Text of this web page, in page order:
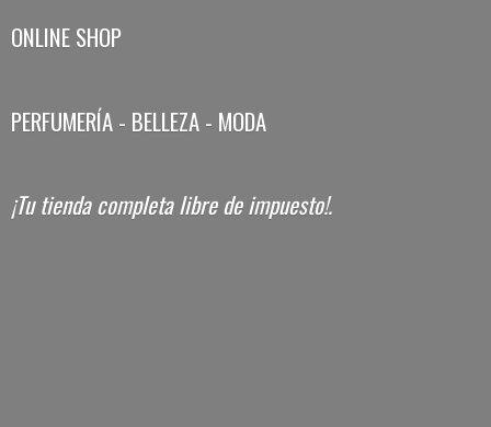
ONLINE SHOP
PERFUMERÍA - BELLEZA - MODA
¡Tu tienda completa librede impuesto!.